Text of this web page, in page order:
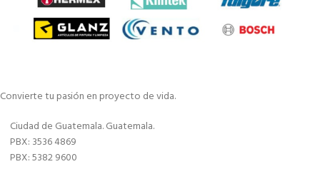
Convierte tu pasión en proyecto de vida.
Ciudad de Guatemala. Guatemala.
PBX: 3536 4869
PBX: 5382 9600